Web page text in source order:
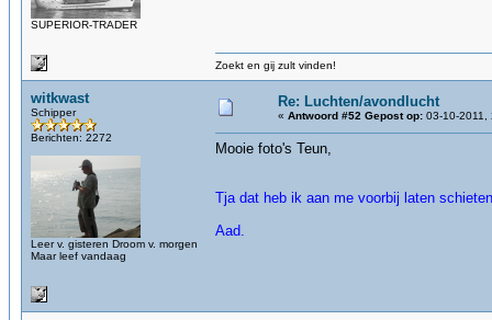
SUPERIOR-TRADER
Zoekt en gij zult vinden!
witkwast
Schipper
Berichten: 2272
Leer v. gisteren Droom v. morgen
Maar leef vandaag
Re: Luchten/avondlucht
« Antwoord #52 Gepost op: 03-10-2011,
Mooie foto's Teun,
Tja dat heb ik aan me voorbij laten
Aad.